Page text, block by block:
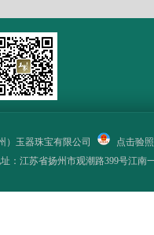
）玉器珠宝有限公司 点击验照
：江苏省扬州市观潮路399号江南